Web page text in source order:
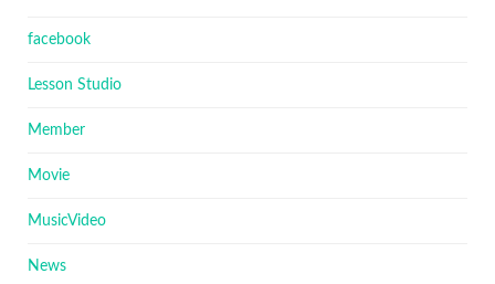
facebook
Lesson Studio
Member
Movie
MusicVideo
News